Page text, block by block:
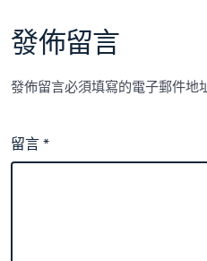
發佈留言
發佈留言必須填寫的電子郵件地
留言*